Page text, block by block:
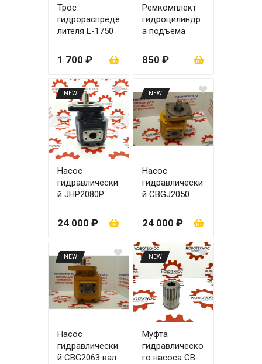
Трос
гидрораспреде
лителя L-1750
1 700 ₽
Ремкомплект
гидроцилиндр
а подъема
110х63
850 ₽
NEW
Насос
гидравлически
й JHP2080P
под шпонку
24 000 ₽
NEW
Насос
гидравлически
й CBGJ2050
шпонкой
24 000 ₽
NEW
Насос
гидравлически
й CBG2063 вал
NEW
Муфта
гидравлическо
го насоса CB-